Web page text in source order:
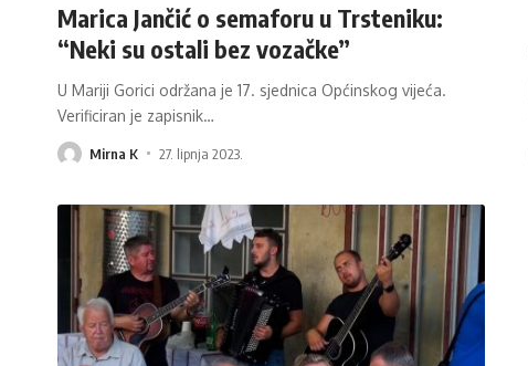
Marica Jančić o semaforu u Trsteniku:
“Neki su ostali bez vozačke”
U Mariji Gorici održana je 17. sjednica Općinskog vijeća.
Verificiran je zapisnik…
Mirna K 27. lipnja 2023.